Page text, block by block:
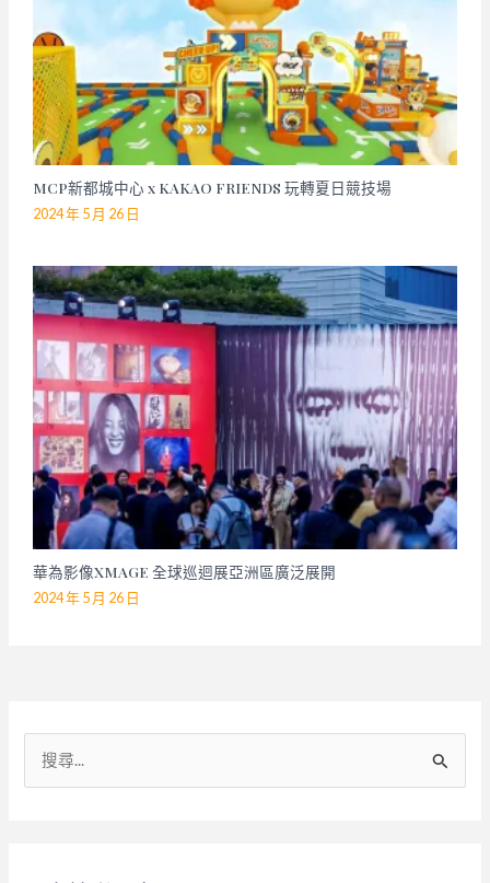
MCP新都城中心 x KAKAO FRIENDS 玩轉夏日競技場
2024 年 5 月 26 日
華為影像XMAGE 全球巡迴展亞洲區廣泛展開
2024 年 5 月 26 日